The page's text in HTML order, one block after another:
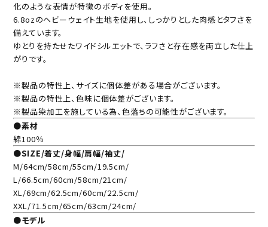
化のような表情が特徴のボディを使用。
6.8ozのヘビーウェイト生地を使用し、しっかりとした肉感とタフさを
備えています。
ゆとりを持たせたワイドシルエットで、ラフさと存在感を両立した仕上
がりです。
※製品の特性上、サイズに個体差がある場合がございます。
※製品の特性上、色味に個体差がございます。
※製品染加工を施している為、色落ちの可能性がございます。
●素材
綿100％
●SIZE/着丈/身幅/肩幅/袖丈/
M/64cm/58cm/55cm/19.5cm/
L/66.5cm/60cm/58cm/21cm/
XL/69cm/62.5cm/60cm/22.5cm/
XXL/71.5cm/65cm/63cm/24cm/
●モデル